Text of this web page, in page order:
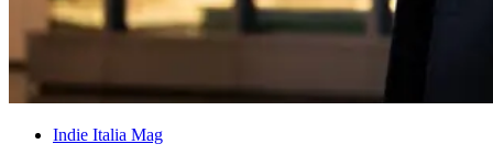
Indie Italia Mag